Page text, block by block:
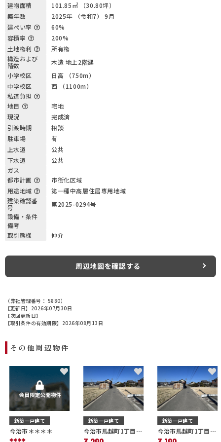
建物面積
101.85㎡ （30.80坪）
築年数
2025年 （令和7） 9月
建ぺい率
60%
容積率
200%
土地権利
所有権
構造および
階数
木造 地上2階建
小学校区
日高 （750m）
中学校区
西 （1100m）
私道負担
地目
宅地
現況
完成済
引渡時期
相談
駐車場
有
上水道
公共
下水道
公共
ガス
都市計画
市街化区域
用途地域
第一種中高層住居専用地域
建築確認番
号
第2025-0294号
設備・条件
備考
取引態様
仲介
周辺地図を確認する
（弊社管理番号： 5880）
【更新日】2026年07月30日
【次回更新日】
【取引条件の有効期限】2026年08月13日
その他周辺物件
新築一戸建て
今治市＊＊＊＊
新築一戸建て
今治市馬越町1丁目C
号棟
新築一戸建て
今治市馬越町1丁目B
号棟